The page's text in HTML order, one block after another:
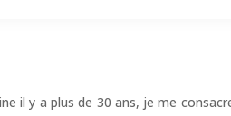
il y a plus de 30 ans, je me